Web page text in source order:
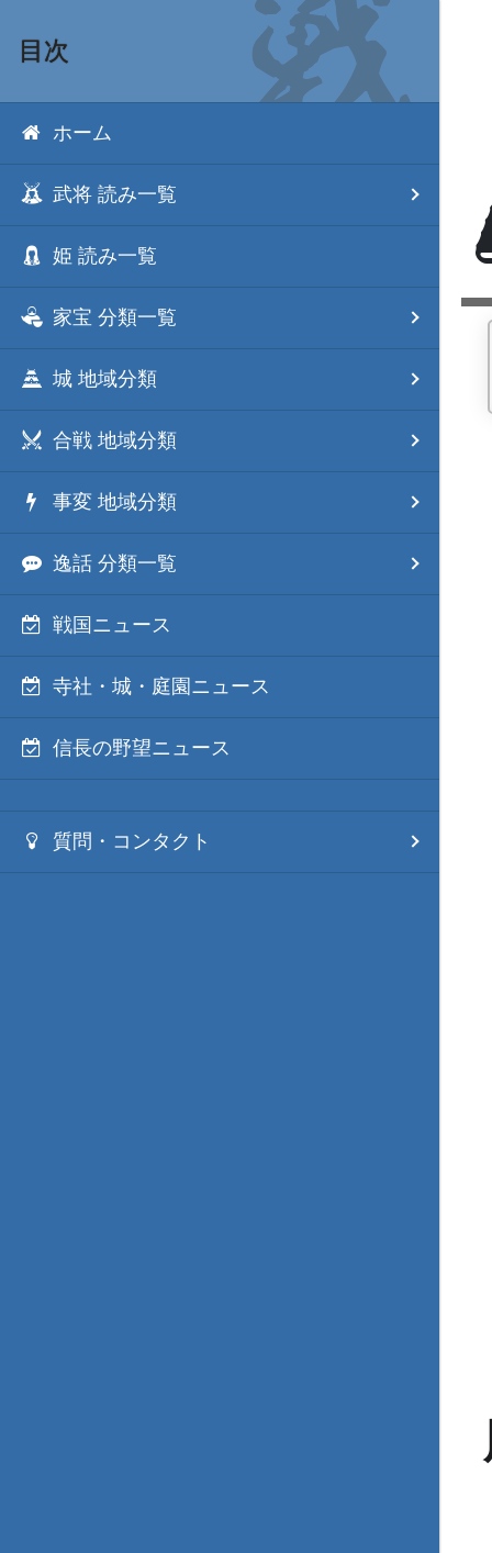
目次
ホーム
武将 読み一覧
姫 読み一覧
家宝 分類一覧
城 地域分類
合戦 地域分類
事変 地域分類
逸話 分類一覧
戦国ニュース
寺社・城・庭園ニュース
信長の野望ニュース
質問・コンタクト